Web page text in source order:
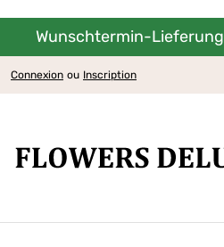
au contenu principal
Passer à la navigation principale
Wunschtermin-Lieferung
Connexion ou Inscription